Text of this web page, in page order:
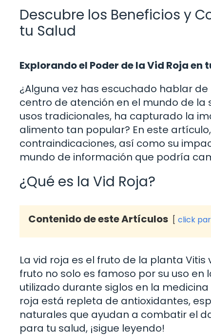
Descubre los Beneficios y
tu Salud
Explorando el Poder de la Vid Roja en
¿Alguna vez has escuchado hablar
centro de atención en el mundo de la
usos tradicionales, ha capturado la
alimento tan popular? En este
contraindicaciones, así como su
mundo de información que podría
¿Qué es la Vid Roja?
Contenido de este Artículos click
La vid roja es el fruto de la planta
fruto no solo es famoso por su uso
utilizado durante siglos en la
roja está repleta de antioxidantes,
naturales que ayudan a combatir el
para tu salud, ¡sigue leyendo!